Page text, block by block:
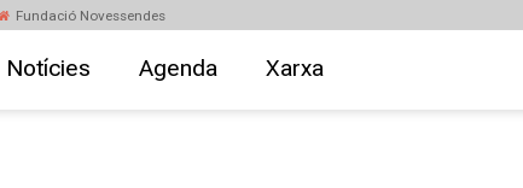
Fundació Novessendes
Notícies Agenda Xarxa